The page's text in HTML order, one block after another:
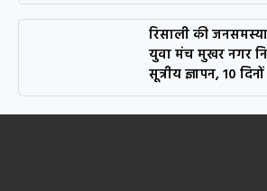
रिसाली की
युवा मंच मुखर नगर
सूत्रीय ज्ञापन, 10